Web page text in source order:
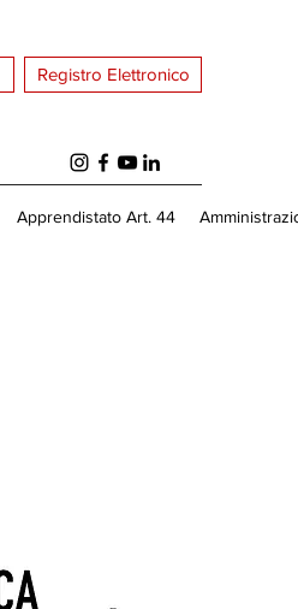
Registro Elettronico
Apprendistato Art. 44